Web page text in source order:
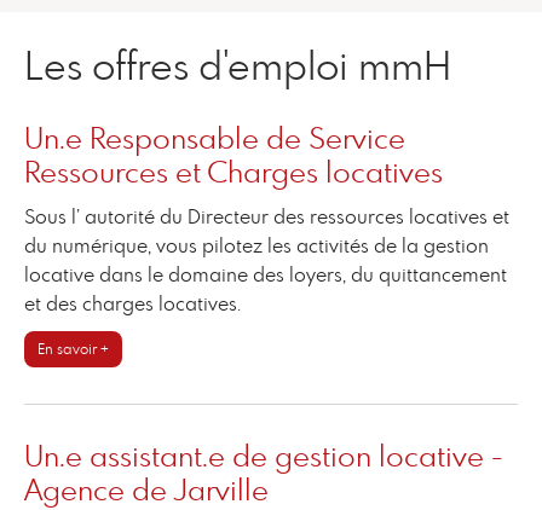
Les offres d'emploi mmH
Un.e Responsable de Service
Ressources et Charges locatives
Sous l’ autorité du Directeur des ressources locatives et
du numérique, vous pilotez les activités de la gestion
locative dans le domaine des loyers, du quittancement
et des charges locatives.
En savoir +
Un.e assistant.e de gestion locative -
Agence de Jarville